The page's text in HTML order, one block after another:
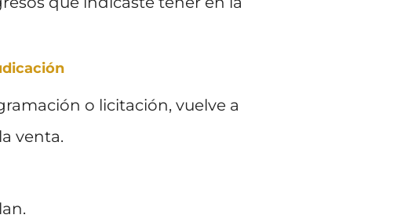
o licitación, vuelve a
venta.